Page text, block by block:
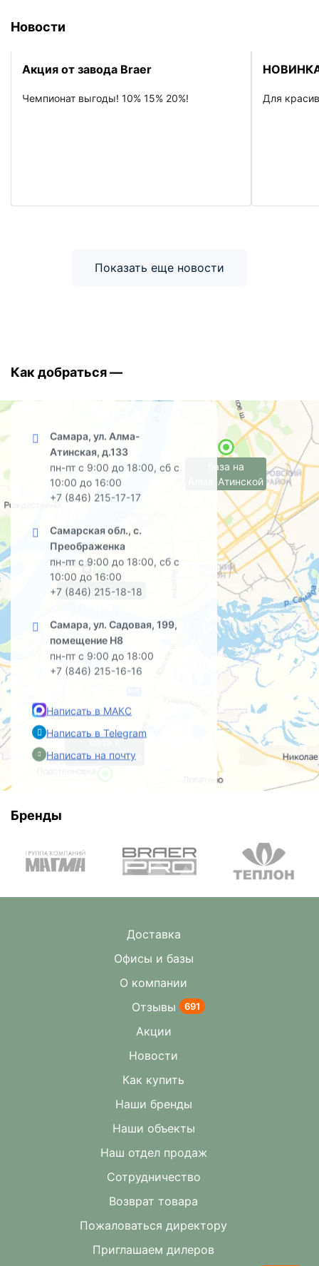
Новости
Акция от завода Braer
Чемпионат выгоды! 10% 15% 20%! Для
Показать еще новости
Как добраться —
Самара, ул. Алма-
Атинская, д.133
пн-пт с 9:00 до 18:00, сб с
10:00 до 16:00
+7 (846) 215-17-17
Самарская обл., с.
Преображенка
пн-пт с 9:00 до 18:00, сб с
10:00 до 16:00
+7 (846) 215-18-18
Самара, ул. Садовая, 199,
помещение Н8
пн-пт с 9:00 до 18:00
+7 (846) 215-16-16
Написать в МАКС
Написать в Telegram
Написать на почту
офис на Садовой
база в
Преображенке
база на
Алма-Атинской
Бренды
Доставка
Офисы и базы
О компании
Отзывы
691
Акции
Новости
Как купить
Наши бренды
Наши объекты
Наш отдел продаж
Сотрудничество
Возврат товара
Пожаловаться директору
Приглашаем дилеров